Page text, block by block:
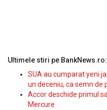
Ultimele stiri pe BankNews.ro:
SUA au cumparat yeni
un deceniu, ca semn de
Accor deschide primul
Mercure